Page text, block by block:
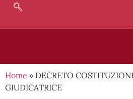
Home » DECRETO
GIUDICATRICE